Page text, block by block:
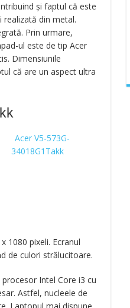
și faptul că este
din metal.
Prin urmare,
ul este de tip Acer
Dimensiunile
că are un aspect ultra
1080 pixeli. Ecranul
de culori strălucitoare.
Intel Core i3 cu
Astfel, nucleele de